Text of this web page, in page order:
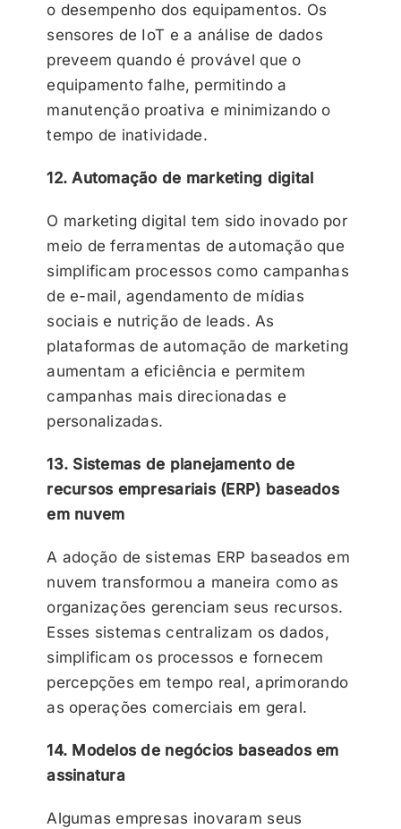
o desempenho dos equipamentos. Os
sensores de IoT e a análise de dados
preveem quando é provável que o
equipamento falhe, permitindo a
manutenção proativa e minimizando o
tempo de inatividade.
12. Automação de marketing digital
O marketing digital tem sido inovado por
meio de ferramentas de automação que
simplificam processos como campanhas
de e-mail, agendamento de mídias
sociais e nutrição de leads. As
plataformas de automação de marketing
aumentam a eficiência e permitem
campanhas mais direcionadas e
personalizadas.
13. Sistemas de planejamento de
recursos empresariais (ERP) baseados
em nuvem
A adoção de sistemas ERP baseados em
nuvem transformou a maneira como as
organizações gerenciam seus recursos.
Esses sistemas centralizam os dados,
simplificam os processos e fornecem
percepções em tempo real, aprimorando
as operações comerciais em geral.
14. Modelos de negócios baseados em
assinatura
Algumas empresas inovaram seus